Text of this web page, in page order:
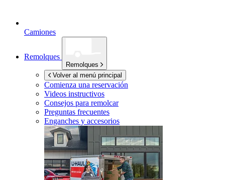
Camiones
Remolques
Remolques
Volver al menú principal
Comienza una reservación
Videos instructivos
Consejos para remolcar
Preguntas frecuentes
Enganches y accesorios